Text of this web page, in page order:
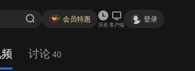
会员特惠
历史 客户端
登录
讨论 40